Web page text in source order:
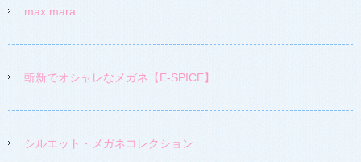
max mara
斬新でオシャレなメガネ【E-SPICE】
シルエット・メガネコレクション